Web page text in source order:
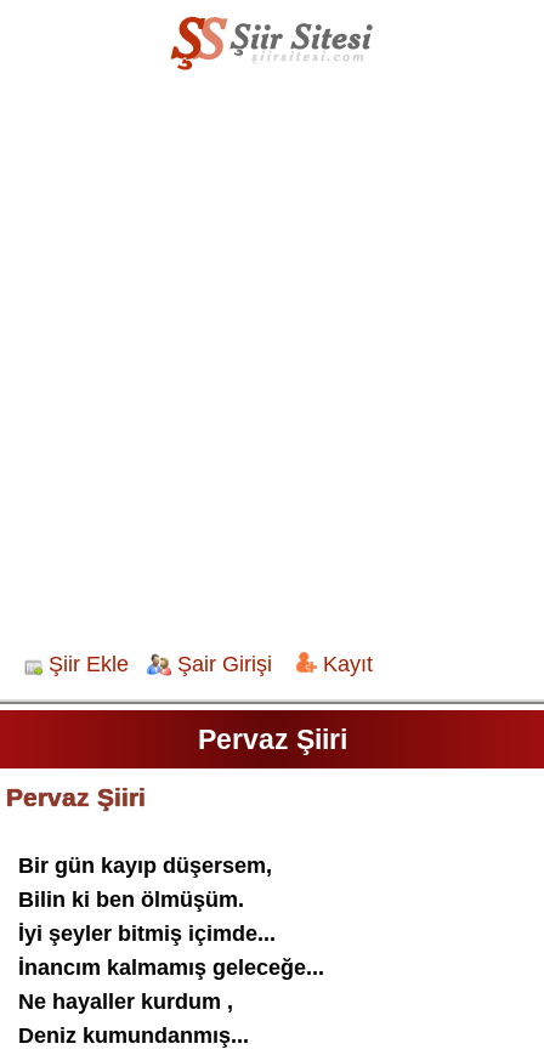
Şiir Ekle Şair Girişi Kayıt
Pervaz Şiiri
Pervaz Şiiri
Bir gün kayıp düşersem,
Bilin ki ben ölmüşüm.
İyi şeyler bitmiş içimde...
İnancım kalmamış geleceğe...
Ne hayaller kurdum ,
Deniz kumundanmış...